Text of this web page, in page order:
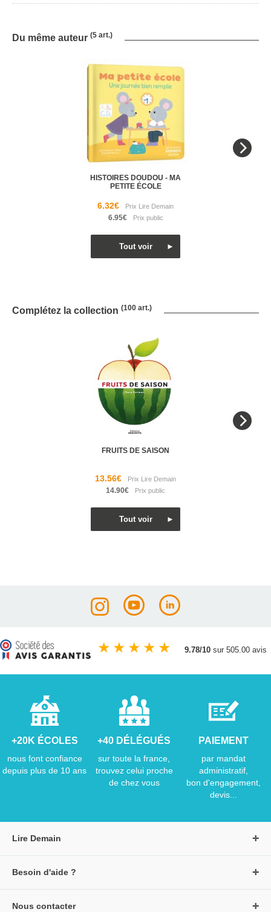
Du même auteur (5 art.)
HISTOIRES DOUDOU - MA
PETITE ÉCOLE
6.32€
6.95€
Complétez la collection (100 art.)
FRUITS DE SAISON
13.56€
14.90€
★ ★ ★ ★ ★ 9.78/10 sur 505.00 avis
+20K ÉCOLES
nous font confiance
depuis plus de 10 ans
+40 DÉLÉGUÉS
sur toute la france,
trouvez celui proche
de chez vous
PAIEMENT
par mandat
administratif,
bon d'engagement,
devis...
Lire Demain
Besoin d'aide ?
Nous contacter